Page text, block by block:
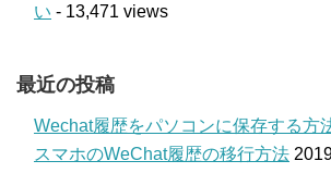
い - 13,471 views
最近の投稿
Wechat履歴をパソコンに保存する方
スマホのWeChat履歴の移行方法